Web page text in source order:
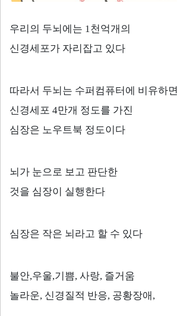
우리의 두뇌에는 1 천억개의
신경세포가 자리잡고 있다
따라서 두뇌는 수퍼컴퓨터에 비유하면
신경세포 4만개 정도를 가진
심장은 노우트북 정도이다
뇌가 눈으로 보고 판단한
것을 심장이 실행한다
심장은 작은 뇌라고 할 수 있다
불안,우울,기쁨, 사랑, 즐거움
놀라운, 신경질적 반응, 공황장애 ,